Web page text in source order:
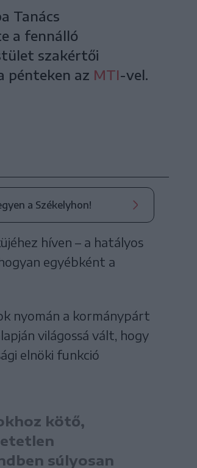
Tanács
a fennálló
szakértői
pénteken az MTI-vel.
a Székelyhon!
híven – a hatályos
egyébként a
nyomán a kormánypárt
világossá vált, hogy
elnöki funkció
kötő,
súlyosan